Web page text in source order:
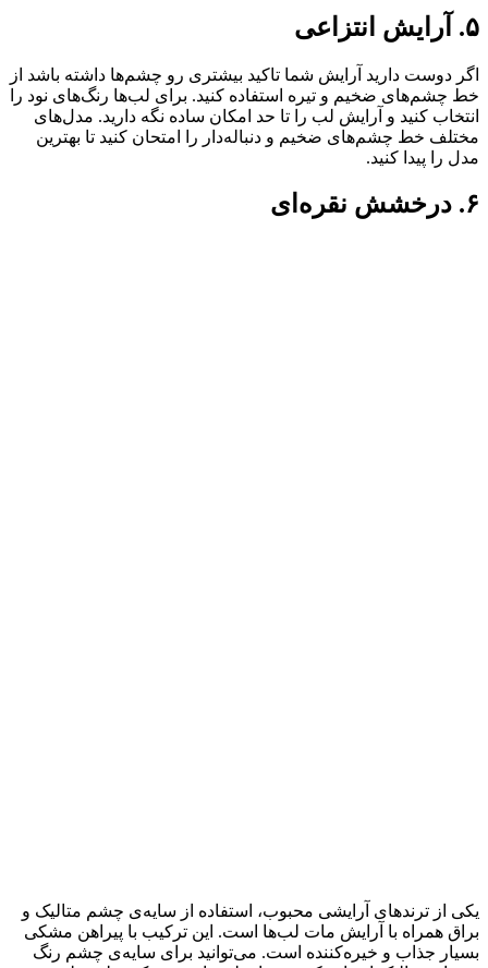
۵. آرایش انتزاعی
اگر دوست دارید آرایش شما تاکید بیشتری رو چشم‌ها داشته باشد از
خط چشم‌های ضخیم و تیره استفاده کنید. برای لب‌ها رنگ‌های نود را
انتخاب کنید و آرایش لب را تا حد امکان ساده نگه دارید. مدل‌های
مختلف خط چشم‌های ضخیم و دنباله‌دار را امتحان کنید تا بهترین
مدل را پیدا کنید.
۶. درخشش نقره‌ای
یکی از ترندهای آرایشی محبوب، استفاده از سایه‌ی چشم متالیک و
براق همراه با آرایش مات لب‌ها است. این ترکیب با پیراهن مشکی
بسیار جذاب و خیره‌کننده است. می‌توانید برای سایه‌ی چشم رنگ